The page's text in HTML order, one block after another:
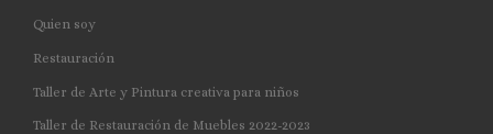
Quien soy
Restauración
Taller de Arte y Pintura creativa para niños
Taller de Restauración de Muebles 2022-2023